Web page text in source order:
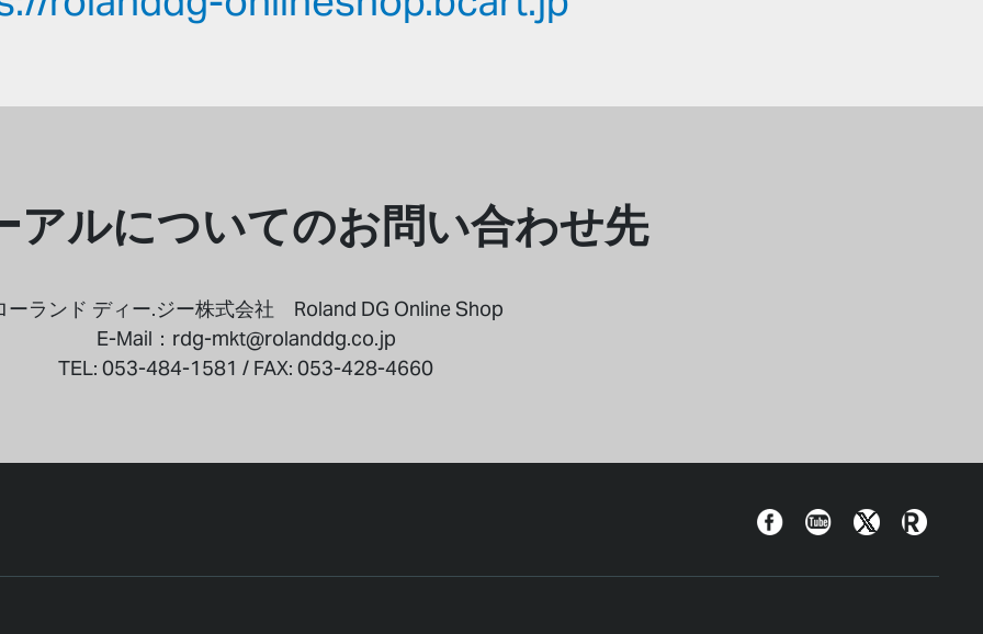
アルについてのお問い合わせ先
ーランド ディー.ジー株式会社 Roland DG Online Shop
E-Mail：rdg-mkt@rolanddg.co.jp
TEL: 053-484-1581 / FAX: 053-428-4660
FacebookYouTubeTwitterRoland